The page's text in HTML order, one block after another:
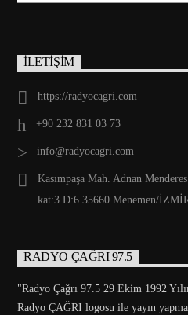
İLETİŞİM
https://radyocagri.com
+90 232 831 03 73
info@radyocagri.com
Kasımpaşa Mah. Adnan
kat:3 D:6 35660 Menemen/
RADYO ÇAĞRI 97.5
"Radyo Çağrı 97.5 29 Ekim 1992
Radyo ÇAĞRI logosu ile yayın